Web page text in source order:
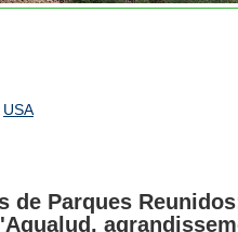
USA
de Parques